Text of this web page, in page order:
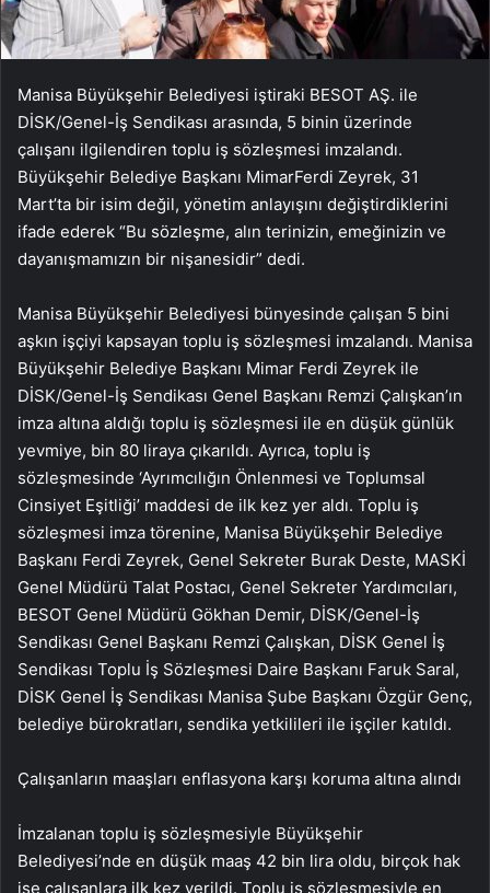
Manisa Büyükşehir Belediyesi iştiraki BESOT AŞ. ile
DİSK/Genel-İş Sendikası arasında, 5 binin üzerinde
çalışanı ilgilendiren toplu iş sözleşmesi imzalandı.
Büyükşehir Belediye Başkanı MimarFerdi Zeyrek, 31
Mart’ta bir isim değil, yönetim anlayışını değiştirdiklerini
ifade ederek “Bu sözleşme, alın terinizin, emeğinizin ve
dayanışmamızın bir nişanesidir” dedi.
Manisa Büyükşehir Belediyesi bünyesinde çalışan 5 bini
aşkın işçiyi kapsayan toplu iş sözleşmesi imzalandı. Manisa
Büyükşehir Belediye Başkanı Mimar Ferdi Zeyrek ile
DİSK/Genel-İş Sendikası Genel Başkanı Remzi Çalışkan’ın
imza altına aldığı toplu iş sözleşmesi ile en düşük günlük
yevmiye, bin 80 liraya çıkarıldı. Ayrıca, toplu iş
sözleşmesinde ‘Ayrımcılığın Önlenmesi ve Toplumsal
Cinsiyet Eşitliği’ maddesi de ilk kez yer aldı. Toplu iş
sözleşmesi imza törenine, Manisa Büyükşehir Belediye
Başkanı Ferdi Zeyrek, Genel Sekreter Burak Deste, MASKİ
Genel Müdürü Talat Postacı, Genel Sekreter Yardımcıları,
BESOT Genel Müdürü Gökhan Demir, DİSK/Genel-İş
Sendikası Genel Başkanı Remzi Çalışkan, DİSK Genel İş
Sendikası Toplu İş Sözleşmesi Daire Başkanı Faruk Saral,
DİSK Genel İş Sendikası Manisa Şube Başkanı Özgür Genç,
belediye bürokratları, sendika yetkilileri ile işçiler katıldı.
Çalışanların maaşları enflasyona karşı koruma altına alındı
İmzalanan toplu iş sözleşmesiyle Büyükşehir
Belediyesi’nde en düşük maaş 42 bin lira oldu, birçok hak
ise çalışanlara ilk kez verildi. Toplu iş sözleşmesiyle en